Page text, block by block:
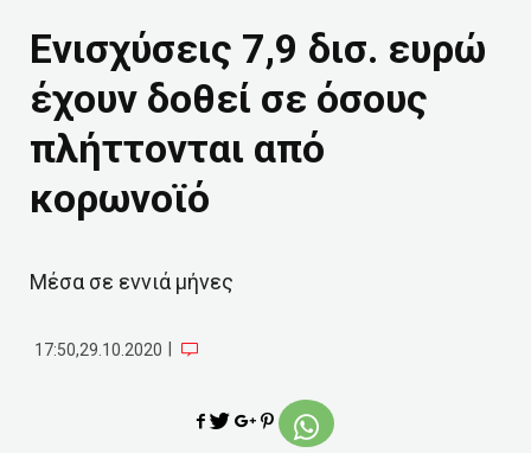
Ενισχύσεις 7,9 δισ. ευρώ
έχουν δοθεί σε όσους
πλήττονται από
κορωνοϊό
Μέσα σε εννιά μήνες
17:50,29.10.2020